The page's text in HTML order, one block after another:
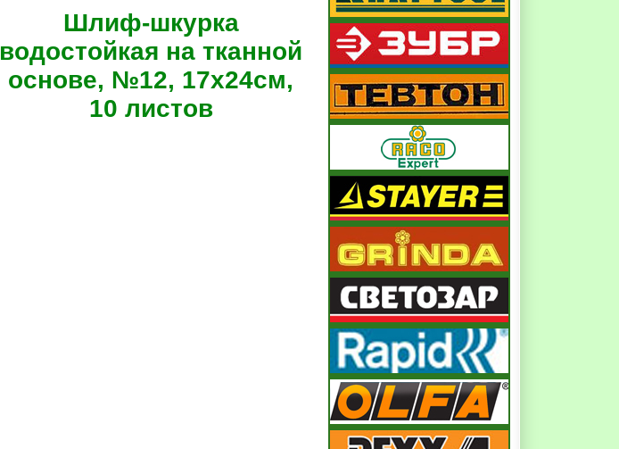
Шлиф-шкурка
водостойкая на тканной
основе, №12, 17х24см,
10 листов